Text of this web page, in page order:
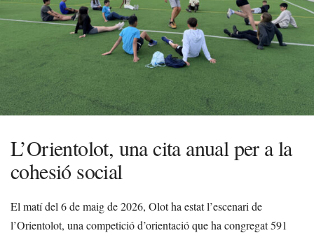
L’Orientolot, una cita anual per a la
cohesió social
El matí del 6 de maig de 2026, Olot ha estat l’escenari de
l’Orientolot, una competició d’orientació que ha congregat 591